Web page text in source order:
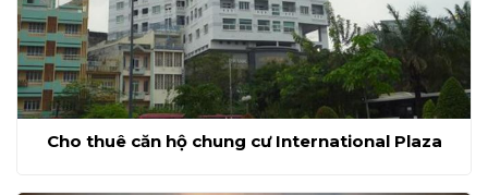
Cho thuê căn hộ chung cư International Plaza